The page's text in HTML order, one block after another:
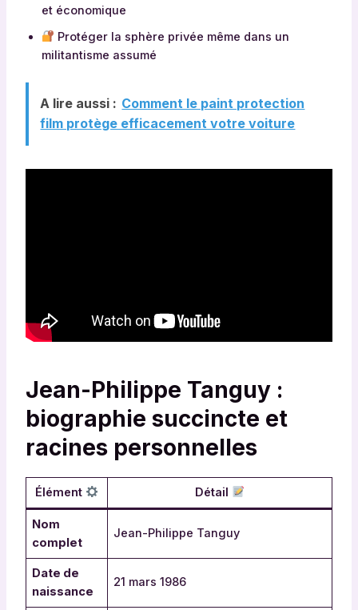
et économique
Protéger la sphère privée même dans un
militantisme assumé
A lire aussi : Comment le paint protection
film protège efficacement votre voiture
Jean-Philippe Tanguy :
biographie succincte et
racines personnelles
Élément Détail
Nom
complet
Jean-Philippe Tanguy
Date de
naissance
21 mars 1986